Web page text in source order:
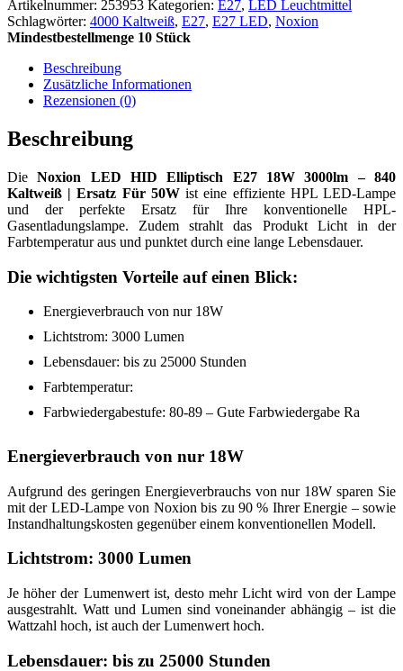
Artikelnummer: 253953 Kategorien: E27, LED Leuchtmittel
Schlagwörter: 4000 Kaltweiß, E27, E27 LED, Noxion
Mindestbestellmenge 10 Stück
Beschreibung
Zusätzliche Informationen
Rezensionen (0)
Beschreibung
DieNoxion LED HID Elliptisch E27 18W 3000lm – 840
Kaltweiß | Ersatz Für 50Wist eine effiziente HPL LED-Lampe
und der perfekte Ersatz für Ihre konventionelle HPL-
Gasentladungslampe. Zudem strahlt das Produkt Licht in der
Farbtemperatur aus und punktet durch eine lange Lebensdauer.
Die wichtigsten Vorteile auf einen Blick:
Energieverbrauch von nur 18W
Lichtstrom: 3000 Lumen
Lebensdauer: bis zu 25000 Stunden
Farbtemperatur:
Farbwiedergabestufe: 80-89 – Gute Farbwiedergabe Ra
Energieverbrauch von nur 18W
Aufgrund des geringen Energieverbrauchs von nur 18W sparen Sie
mit der LED-Lampe von Noxion bis zu 90 % Ihrer Energie – sowie
Instandhaltungskosten gegenüber einem konventionellen Modell.
Lichtstrom: 3000 Lumen
Je höher der Lumenwert ist, desto mehr Licht wird von der Lampe
ausgestrahlt. Watt und Lumen sind voneinander abhängig – ist die
Wattzahl hoch, ist auch der Lumenwert hoch.
Lebensdauer: bis zu 25000 Stunden